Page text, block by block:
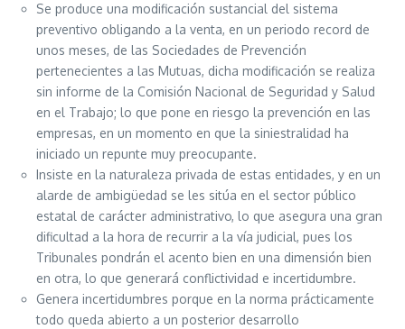
Se produce una modificación sustancial del sistema
preventivo obligando a la venta, en un periodo record de
unos meses, de las Sociedades de Prevención
pertenecientes a las Mutuas, dicha modificación se realiza
sin informe de la Comisión Nacional de Seguridad y Salud
en el Trabajo; lo que pone en riesgo la prevención en las
empresas, en un momento en que la siniestralidad ha
iniciado un repunte muy preocupante.
Insiste en la naturaleza privada de estas entidades, y en un
alarde de ambigüedad se les sitúa en el sector público
estatal de carácter administrativo, lo que asegura una gran
dificultad a la hora de recurrir a la vía judicial, pues los
Tribunales pondrán el acento bien en una dimensión bien
en otra, lo que generará conflictividad e incertidumbre.
Genera incertidumbres porque en la norma prácticamente
todo queda abierto a un posterior desarrollo